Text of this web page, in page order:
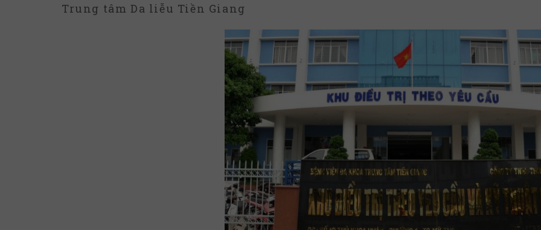
Trung tâm Da liễu Tiền Giang